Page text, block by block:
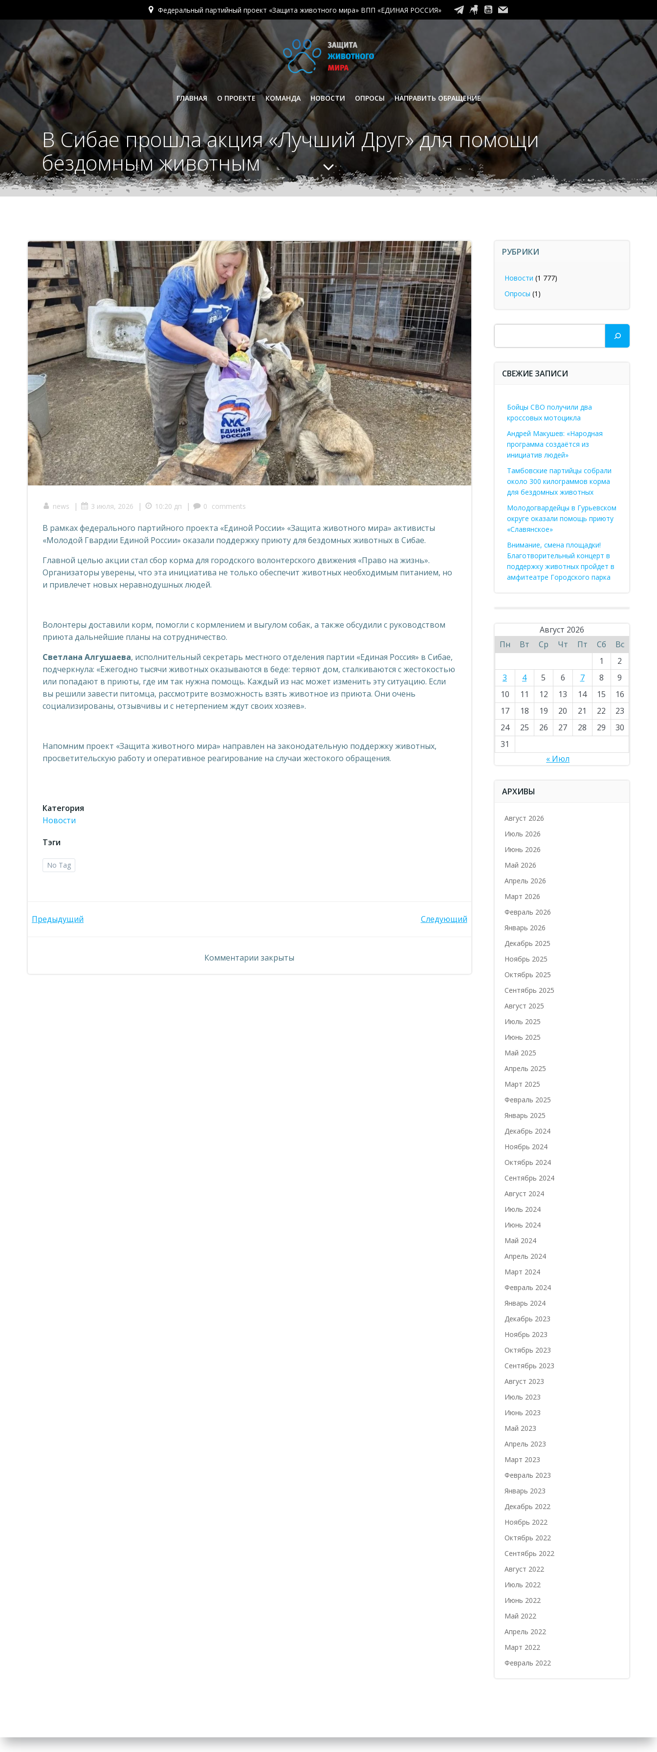
к
содержимому
Федеральный партийный проект «Защита животного мира» ВПП «ЕДИНАЯ РОССИЯ»
ГЛАВНАЯ О ПРОЕКТЕ КОМАНДА НОВОСТИ ОПРОСЫ НАПРАВИТЬ ОБРАЩЕНИЕ
В Сибае прошла акция «Лучший Друг» для помощи
бездомным животным
news | 3 июля, 2026 | 10:20 дп | 0 comments
В рамках федерального партийного проекта «Единой России» «Защита животного мира» активисты
«Молодой Гвардии Единой России» оказали поддержку приюту для бездомных животных в Сибае.
Главной целью акции стал сбор корма для городского волонтерского движения «Право на жизнь».
Организаторы уверены, что эта инициатива не только обеспечит животных необходимым питанием, но
и привлечет новых неравнодушных людей.
Волонтеры доставили корм, помогли с кормлением и выгулом собак, а также обсудили с руководством
приюта дальнейшие планы на сотрудничество.
Светлана Алгушаева, исполнительный секретарь местного отделения партии «Единая Россия» в Сибае,
подчеркнула: «Ежегодно тысячи животных оказываются в беде: теряют дом, сталкиваются с жестокостью
или попадают в приюты, где им так нужна помощь. Каждый из нас может изменить эту ситуацию. Если
вы решили завести питомца, рассмотрите возможность взять животное из приюта. Они очень
социализированы, отзывчивы и с нетерпением ждут своих хозяев».
Напомним проект «Защита животного мира» направлен на законодательную поддержку животных,
просветительскую работу и оперативное реагирование на случаи жестокого обращения.
Категория
Новости
Тэги
No Tag
Навигация
Предыдущий
записям
Следующий
Комментарии закрыты
РУБРИКИ
Новости (1 777)
Опросы (1)
Поиск
СВЕЖИЕ ЗАПИСИ
Бойцы СВО получили два
кроссовых мотоцикла
Андрей Макушев: «Народная
программа создаётся из
инициатив людей»
Тамбовские партийцы собрали
около 300 килограммов корма
для бездомных животных
Молодогвардейцы в Гурьевском
округе оказали помощь приюту
«Славянское»
Внимание, смена площадки!
Благотворительный концерт в
поддержку животных пройдет в
амфитеатре Городского парка
Август 2026
Пн
Вт Ср Чт Пт Сб
Вс
1
2
3
4 5 6 7 8
9
10
11 12 13 14 15
16
17
18 19 20 21 22
23
24
25 26 27 28 29
30
31
« Июл
АРХИВЫ
Август 2026
Июль 2026
Июнь 2026
Май 2026
Апрель 2026
Март 2026
Февраль 2026
Январь 2026
Декабрь 2025
Ноябрь 2025
Октябрь 2025
Сентябрь 2025
Август 2025
Июль 2025
Июнь 2025
Май 2025
Апрель 2025
Март 2025
Февраль 2025
Январь 2025
Декабрь 2024
Ноябрь 2024
Октябрь 2024
Сентябрь 2024
Август 2024
Июль 2024
Июнь 2024
Май 2024
Апрель 2024
Март 2024
Февраль 2024
Январь 2024
Декабрь 2023
Ноябрь 2023
Октябрь 2023
Сентябрь 2023
Август 2023
Июль 2023
Июнь 2023
Май 2023
Апрель 2023
Март 2023
Февраль 2023
Январь 2023
Декабрь 2022
Ноябрь 2022
Октябрь 2022
Сентябрь 2022
Август 2022
Июль 2022
Июнь 2022
Май 2022
Апрель 2022
Март 2022
Февраль 2022